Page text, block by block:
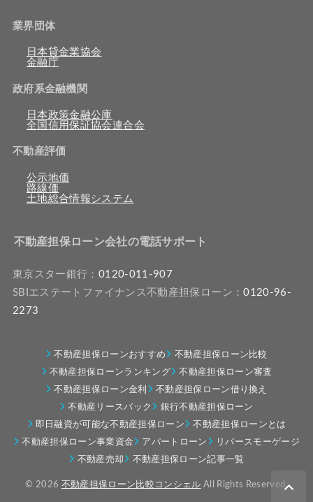
業界団体
日本貸金業協会
金融庁
政府系金融機関
日本政策金融公庫
全国信用保証協会連合会
不動産評価
公示地価
路線価
土地総合情報システム
不動産担保ローン会社の電話サポート
東京スター銀行： 0120-011-907
SBIエステートファイナンス不動産担保ローン：0120-96-
2273
不動産担保ローンおすすめ
不動産担保ローン比較
不動産担保ローンランキング
不動産担保ローン審査
不動産担保ローン金利
不動産担保ローン借り換え
不動産リースバック
銀行不動産担保ローン
即日融資が可能な不動産担保ローン
不動産担保ローンとは
不動産担保ローン事業資金
アパートローン
リバースモーゲージ
不動産売却
不動産担保ローン記事一覧
© 2026 不動産担保ローン比較コンシェル All Rights Reserved.